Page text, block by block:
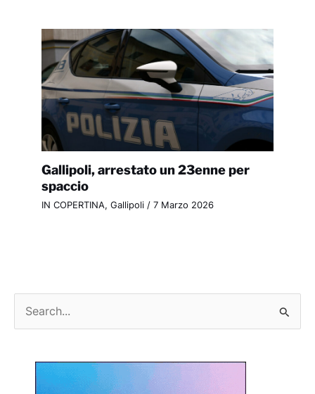
Gallipoli, arrestato un 23enne per
spaccio
IN COPERTINA, Gallipoli/ 7 Marzo 2026